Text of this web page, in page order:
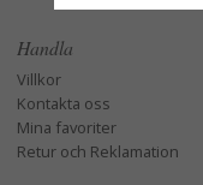
Handla
Villkor
Kontakta oss
Mina favoriter
Retur och Reklamation